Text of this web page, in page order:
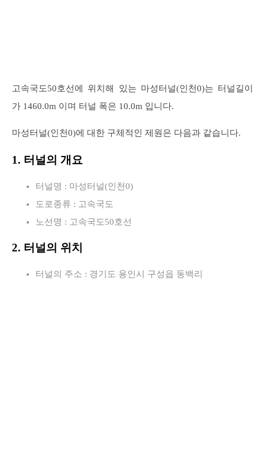
고속국도50호선에 위치해 있는 마성터널(인천0)는 터널길이
가 1460.0m 이며 터널 폭은 10.0m 입니다.
마성터널(인천0)에 대한 구체적인 제원은 다음과 같습니다.
1. 터널의 개요
터널명 : 마성터널(인천0)
도로종류 : 고속국도
노선명 : 고속국도50호선
2. 터널의 위치
터널의 주소 : 경기도 용인시 구성읍 동백리